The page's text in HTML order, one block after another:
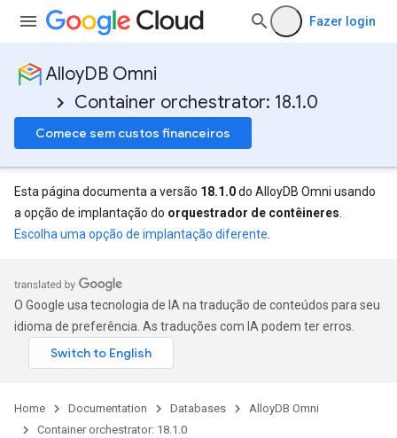
Fazer login
AlloyDB Omni
Container orchestrator: 18.1.0
Comece sem custos financeiros
Esta página documenta a versão 18.1.0do AlloyDB Omni usando
a opção de implantação do orquestrador de contêineres
Escolha uma opção de implantação diferente
O Google usa tecnologia de IA na tradução de conteúdos para seu
idioma de preferência. As traduções com IA podem ter erros.
Home Documentation Databases
AlloyDB Omni
Container orchestrator: 18.1.0